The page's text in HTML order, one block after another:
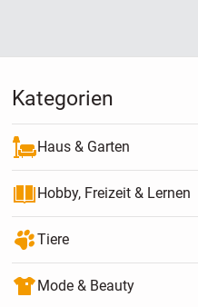
Kategorien
Haus & Garten
Hobby, Freizeit & Lernen
Tiere
Mode & Beauty